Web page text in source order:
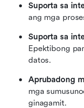
Suporta sa
ang mga
Suporta sa
Epektibong
datos.
Aprubadong
mga
ginagamit.